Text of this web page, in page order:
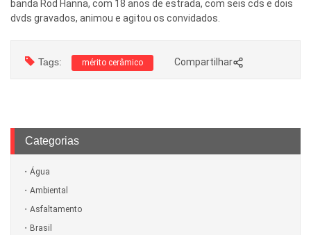
banda Rod Hanna, com 18 anos de estrada, com seis cds e dois
dvds gravados, animou e agitou os convidados.
Tags: mérito cerâmico Compartilhar
Categorias
Água
Ambiental
Asfaltamento
Brasil